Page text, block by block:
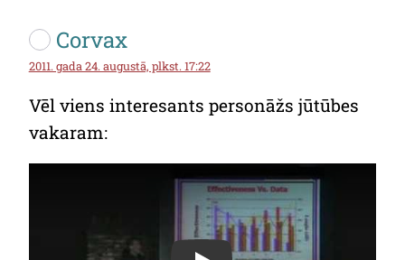
Corvax
2011. gada 24. augustā, plkst. 17:22
Vēl viens interesants personāžs jūtūbes
vakaram: